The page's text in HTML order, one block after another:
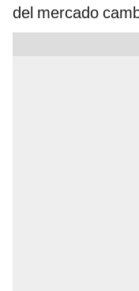
del mercado